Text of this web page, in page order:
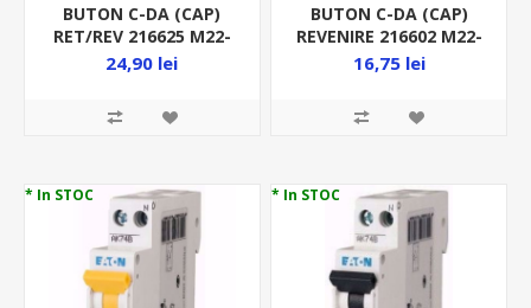
BUTON C-DA (CAP)
RET/REV 216625 M22-
DR-X FARA
24,90 lei
BUTON C-DA (CAP)
REVENIRE 216602 M22-
D-X FARA
16,75 lei
* In STOC * In STOC